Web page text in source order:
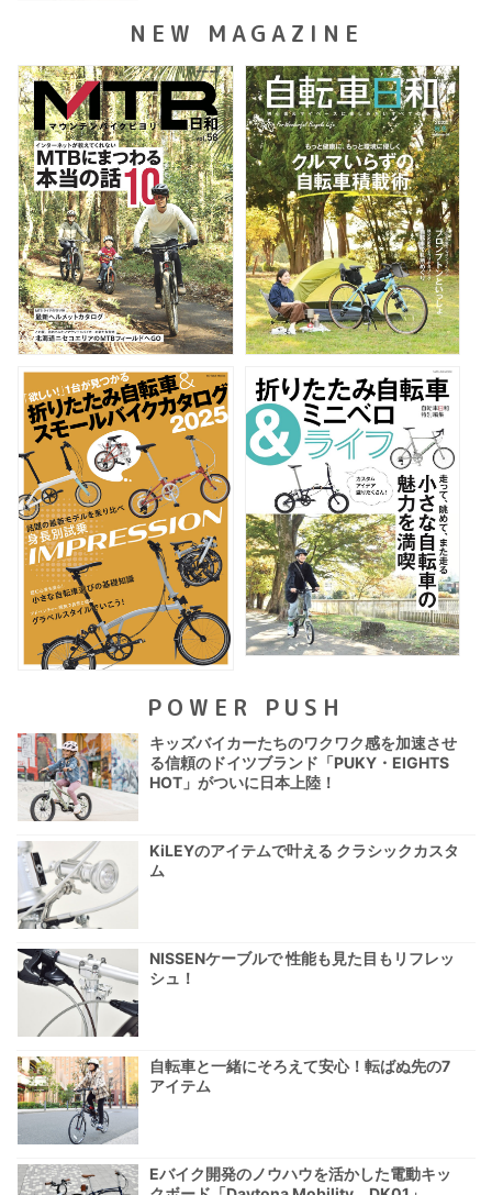
NEW MAGAZINE
POWER PUSH
キッズバイカーたちのワクワク感を加速させ
る信頼のドイツブランド「PUKY・EIGHTS
HOT」がついに日本上陸！
KiLEYのアイテムで叶える クラシックカスタ
ム
NISSENケーブルで 性能も見た目もリフレッ
シュ！
自転車と一緒にそろえて安心！転ばぬ先の7
アイテム
Eバイク開発のノウハウを活かした電動キッ